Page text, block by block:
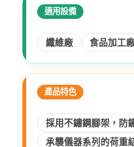
適用設備
纖維廠 食品加工
產品特色
採用不鏽鋼腳架，防
承襲儀器系列的荷重